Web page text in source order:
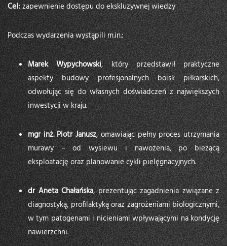
Cel:zapewnienie dostępu do ekskluzywnej wiedzy
Podczas wydarzenia wystąpili m.in.:
Marek Wypychowski, który przedstawił praktyczne
aspekty budowy profesjonalnych boisk piłkarskich,
odwołując się do własnych doświadczeń z największych
inwestycji w kraju.
mgr inż. Piotr Janusz, omawiając pełny proces utrzymania
murawy – od wysiewu i nawożenia, po bieżącą
eksploatację oraz planowanie cykli pielęgnacyjnych.
dr Aneta Chałańska, prezentując zagadnienia związane z
diagnostyką, profilaktyką oraz zagrożeniami biologicznymi,
w tym patogenami i nicieniami wpływającymi na kondycję
nawierzchni.